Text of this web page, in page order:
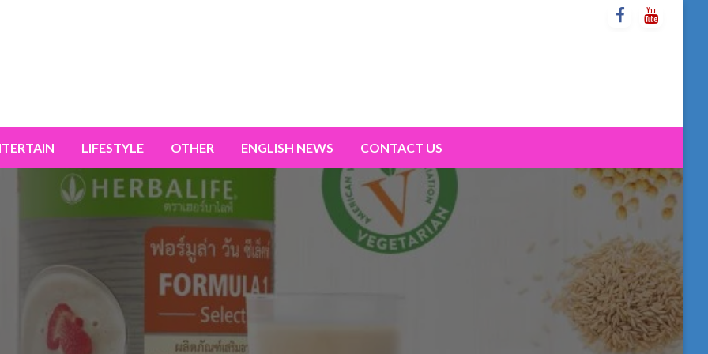
LIFESTYLE OTHER ENGLISH NEWS CONTACT US